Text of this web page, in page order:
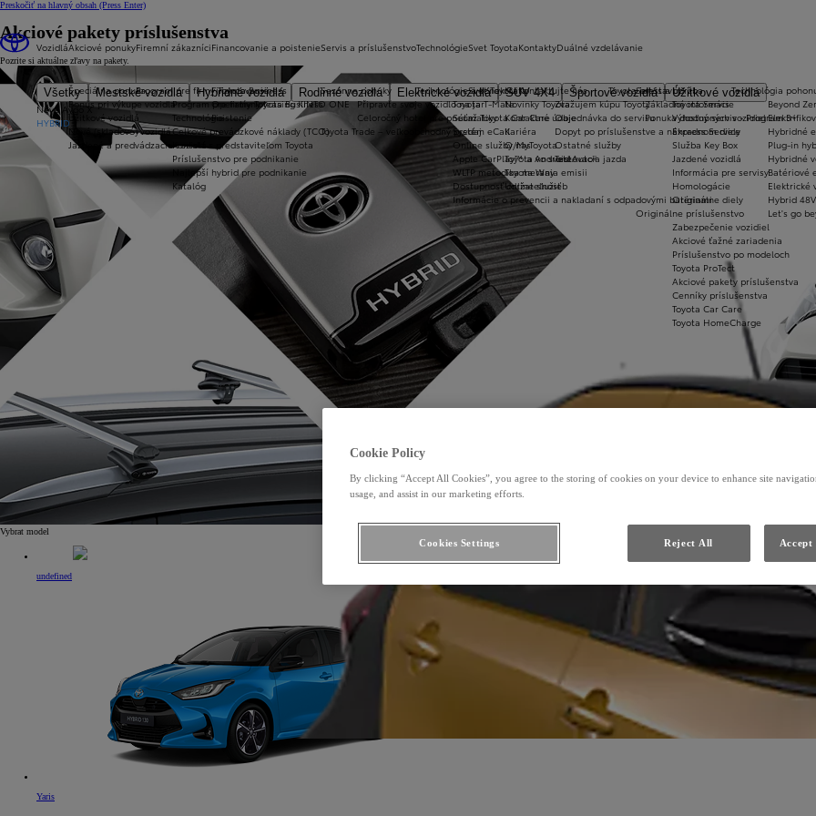
Preskočiť na hlavný obsah (Press Enter)
Vozidlá
Všetky Mestské vozidlá Hybridné vozidlá Rodinné vozidlá Elektrické vozidlá SUV 4X4 Športové vozidlá
Úžitkové vozidlá
Nové Aygo X
HYBRID
Akciové ponuky
Špeciálna ponuka
Bonus pri výkupe vozidla
Úžitkové vozidlá
Nové (skladové) vozidlá
Jazdené a predvádzacie vozidlá
Firemní zákazníci
Program pre firmy Toyota Business
Program pre firmy Toyota Business
Technológie
Celkové prevádzkové náklady (TCO)
Kontakt s predstaviteľom Toyota
Príslušenstvo pre podnikanie
Najlepší hybrid pre podnikanie
Katalóg
Toyota prestavby
Základné informácie
Ponuka dostupných vozidiel
Financovanie a poistenie
Financovanie
Operatívny leasing KINTO ONE
Poistenie
Servis a príslušenstvo
Sezónne ponuky
Připravte svoje vozidlo na jar
Celoročný hotel pre pneumatiky
Toyota Trade – veľkoobchodný predaj
Servis a údržba
Toyota Servis
Výhodný servis - Program 3+
Express Service
Služba Key Box
Jazdené vozidlá
Informácia pre servisy
Homologácie
Originálne diely
Originálne príslušenstvo
Zabezpečenie vozidiel
Akciové ťažné zariadenia
Príslušenstvo po modeloch
Toyota ProTect
Akciové pakety príslušenstva
Cenníky príslušenstva
Toyota Car Care
Toyota HomeCharge
Technológie
Technológie a konektivita
Toyota T-Mate
Súťaž Toyota Car Care
Systém eCall
Online služby/MyToyota
Apple CarPlay™ a Android Auto®
WLTP metodika merania emisii
Dostupnosť online služieb
Informácie o prevencii a nakladaní s odpadovými batériami
Technológia
Beyond
Hybridné
Plug-in
Hybridné
Batériové
Elektrické
Hybrid 48V
Let's go
Svet Toyota
Svet Toyota
Novinky Toyota
Kontaktné údaje
Kariéra
O nas
Toyota vo svete
Toyota Way
Udržateľnosť
Kontakty
Kontaktujte nás
Zvažujem kúpu Toyoty
Objednávka do servisu
Dopyt po príslušenstve a náhradnom diely
Ostatné služby
Testovacia jazda
Duálné vzdelávanie
Akciové pakety príslušenstva
Pozrite si aktuálne zľavy na pakety.
Vybrat model
undefined
Yaris
Cookie Policy
By clicking “Accept All Cookies”, you agree to the storing of cookies on your device to enhance site
usage, and assist in our marketing efforts.
Reject All Accept
Cookies Settings